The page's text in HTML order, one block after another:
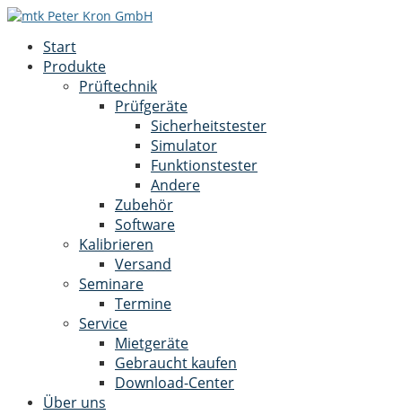
Start
Produkte
Prüftechnik
Prüfgeräte
Sicherheitstester
Simulator
Funktionstester
Andere
Zubehör
Software
Kalibrieren
Versand
Seminare
Termine
Service
Mietgeräte
Gebraucht kaufen
Download-Center
Über uns